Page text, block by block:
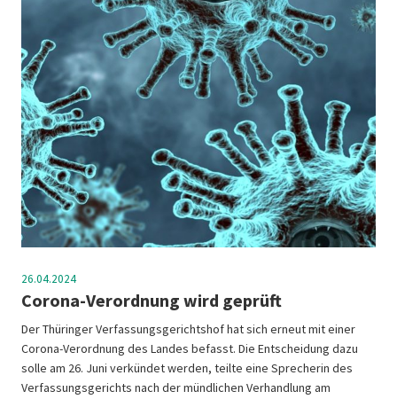
26.04.2024
Corona-Verordnung wird geprüft
Der Thüringer Verfassungsgerichtshof hat sich erneut mit einer
Corona-Verordnung des Landes befasst. Die Entscheidung dazu
solle am 26. Juni verkündet werden, teilte eine Sprecherin des
Verfassungsgerichts nach der mündlichen Verhandlung am